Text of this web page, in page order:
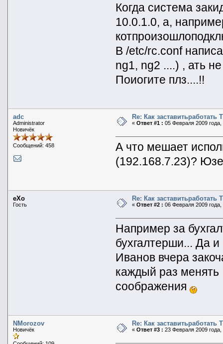
Когда система
10.0.1.0, а,
В /etc/rc.conf
ng1, ng2 ....) , ать
Поиогите плз....!!
adc
Administrator
Новичёк
Сообщений: 458
Re: Как заставитьработать
« Ответ #1 : 05 Февраля 2009 года,
А что мешает
(192.168.7.23)?
eXo
Гость
Re: Как заставитьработать
« Ответ #2 : 06 Февраля 2009 года,
Например за
бухгалтерши... Да и
Иванов вчера
каждый раз менять
соображения
NMorozov
Новичёк
Re: Как заставитьработать
« Ответ #3 : 23 Февраля 2009 года,